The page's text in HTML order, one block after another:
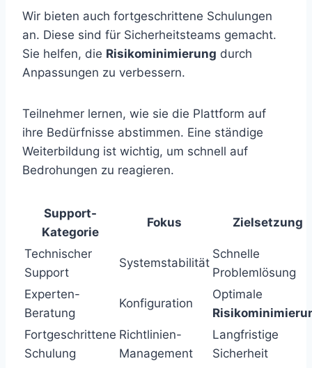
Wir bieten auch fortgeschrittene Schulungen
an. Diese sind für Sicherheitsteams gemacht.
Sie helfen, die Risikominimierung durch
Anpassungen zu verbessern.
Teilnehmer lernen, wie sie die Plattform auf
ihre Bedürfnisse abstimmen. Eine ständige
Weiterbildung ist wichtig, um schnell auf
Bedrohungen zu reagieren.
Support-
Kategorie
Fokus Zielsetzung
Technischer
Support
Systemstabilität
Schnelle
Problemlösung
Experten-
Beratung
Konfiguration
Optimale
Fortgeschrittene
Schulung
Richtlinien-
Management
Langfristige
Sicherheit